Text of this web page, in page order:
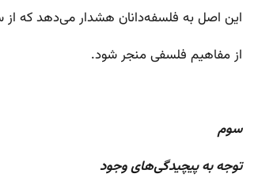
این اصل به فلسفه‌دانان هشدار می‌دهد که از
از مفاهیم فلسفی منجر شود.
سوم
توجه به پیچیدگی‌های وجود